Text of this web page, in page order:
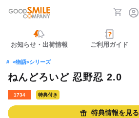
お知らせ・出荷情報 ご利用ガイド
<物語>シリーズ
ねんどろいど 忍野忍 2.0
1734 特典付き
特典情報を見る